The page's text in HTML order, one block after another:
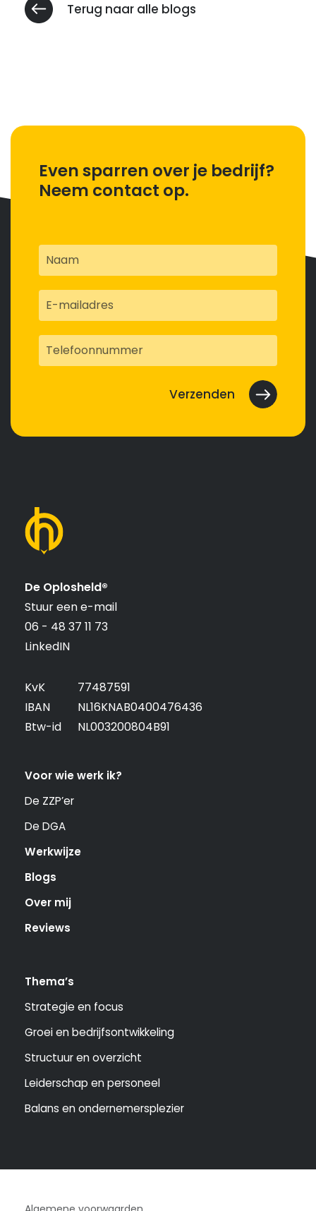
Terug naar alle blogs
Even sparren over je bedrijf?
Neem contact op.
De Oplosheld®
Stuur een e-mail
06 - 48 37 11 73
LinkedIN
KvK
77487591
IBAN
NL16KNAB0400476436
Btw-id
NL003200804B91
Voor wie werk ik?
De ZZP’er
De DGA
Werkwijze
Blogs
Over mij
Reviews
Thema’s
Strategie en focus
Groei en bedrijfsontwikkeling
Structuur en overzicht
Leiderschap en personeel
Balans en ondernemersplezier